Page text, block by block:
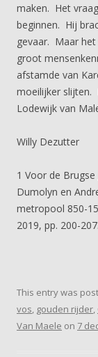
maken. Het
beginnen. Hij
gevaar. Maar
groot
afstamde van
moeilijker slijten.
Lodewijk van
Willy Dezutter
1 Voor de
Dumolyn en
metropool 850-
2019, pp. 200-207.
This entry was
vos, gouden rijder,
Van Maele on 7